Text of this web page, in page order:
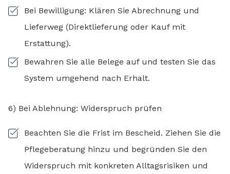
Bei Bewilligung: Klären Sie Abrechnung und
Lieferweg (Direktlieferung oder Kauf mit
Erstattung).
Bewahren Sie alle Belege auf und testen Sie das
System umgehend nach Erhalt.
6) Bei Ablehnung: Widerspruch prüfen
Beachten Sie die Frist im Bescheid. Ziehen Sie die
Pflegeberatung hinzu und begründen Sie den
Widerspruch mit konkreten Alltagsrisiken und